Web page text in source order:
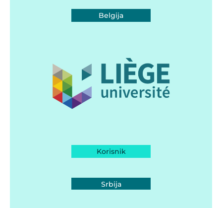
Belgija
Korisnik
Srbija